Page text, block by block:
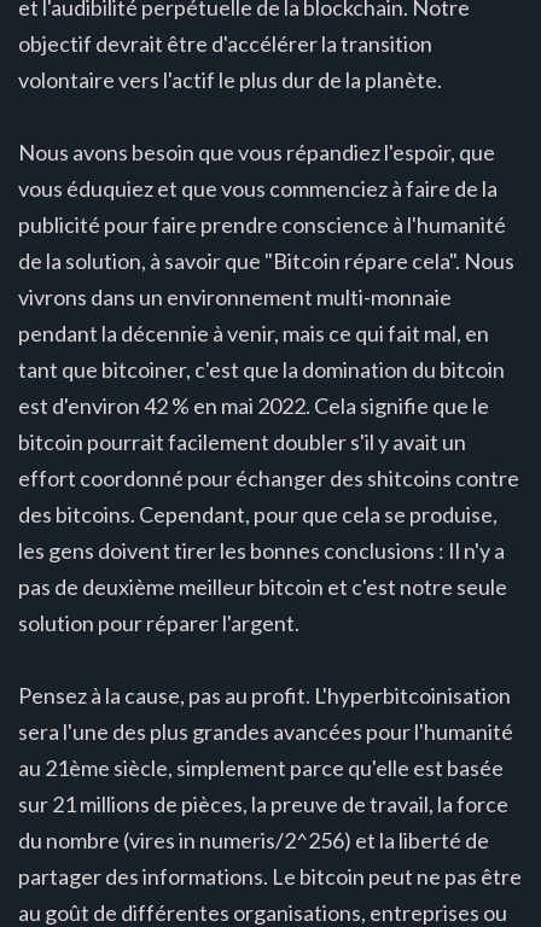
et l'audibilité perpétuelle de la blockchain. Notre
objectif devrait être d'accélérer la transition
volontaire vers l'actif le plus dur de la planète.
Nous avons besoin que vous répandiez l'espoir, que
vous éduquiez et que vous commenciez à faire de la
publicité pour faire prendre conscience à l'humanité
de la solution, à savoir que "Bitcoin répare cela". Nous
vivrons dans un environnement multi-monnaie
pendant la décennie à venir, mais ce qui fait mal, en
tant que bitcoiner, c'est que la domination du bitcoin
est d'environ 42 % en mai 2022. Cela signifie que le
bitcoin pourrait facilement doubler s'il y avait un
effort coordonné pour échanger des shitcoins contre
des bitcoins. Cependant, pour que cela se produise,
les gens doivent tirer les bonnes conclusions : Il n'y a
pas de deuxième meilleur bitcoin et c'est notre seule
solution pour réparer l'argent.
Pensez à la cause, pas au profit. L'hyperbitcoinisation
sera l'une des plus grandes avancées pour l'humanité
au 21ème siècle, simplement parce qu'elle est basée
sur 21 millions de pièces, la preuve de travail, la force
du nombre (vires in numeris/2^256) et la liberté de
partager des informations. Le bitcoin peut ne pas être
au goût de différentes organisations, entreprises ou